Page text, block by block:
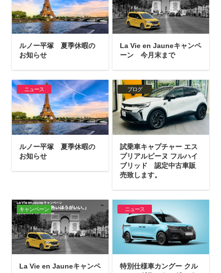
ルノー平塚 夏季休暇の
お知らせ
La Vie en Jauneキャンペ
ーン 今月末まで
ニュース
ルノー平塚 夏季休暇の
お知らせ
ブログ
試乗車キャプチャー エス
プリアルピーヌ フルハイ
ブリッド 認定中古車販
売致します。
キャンペーン
La Vie en Jauneキャンペ
ニュース
特別仕様車カングー クル